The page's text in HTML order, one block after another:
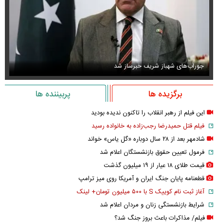
جوراب‌های شهباز شریف خبرساز شد
برگزیده ها پربیننده ها
این فیلم از رهبر انقلاب را تاکنون ندیده بودید
فیلم قتل حمیدرضا رجب‌زاده به خانواده رسید
شادمهر بعد از ۲۸ سال دوباره «گل یاس» خواند
فرمول تعیین حقوق بازنشستگان اعلام شد
قیمت طلای ۱۸ عیار از ۱۹ میلیون گذشت
قطعنامه پایان جنگ ایران و آمریکا روی میز ترامپ
آغاز ثبت نام کوییک S با ۵۰۰ میلیون تومان+ لینک
شرایط بازنشستگی زنان و مردان اعلام شد
فیلم/ مذاکرات باعث بروز جنگ شد؟